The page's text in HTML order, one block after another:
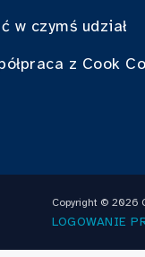
w czymś udział
z Cook
Copyright © 2026
LOGOWANIE